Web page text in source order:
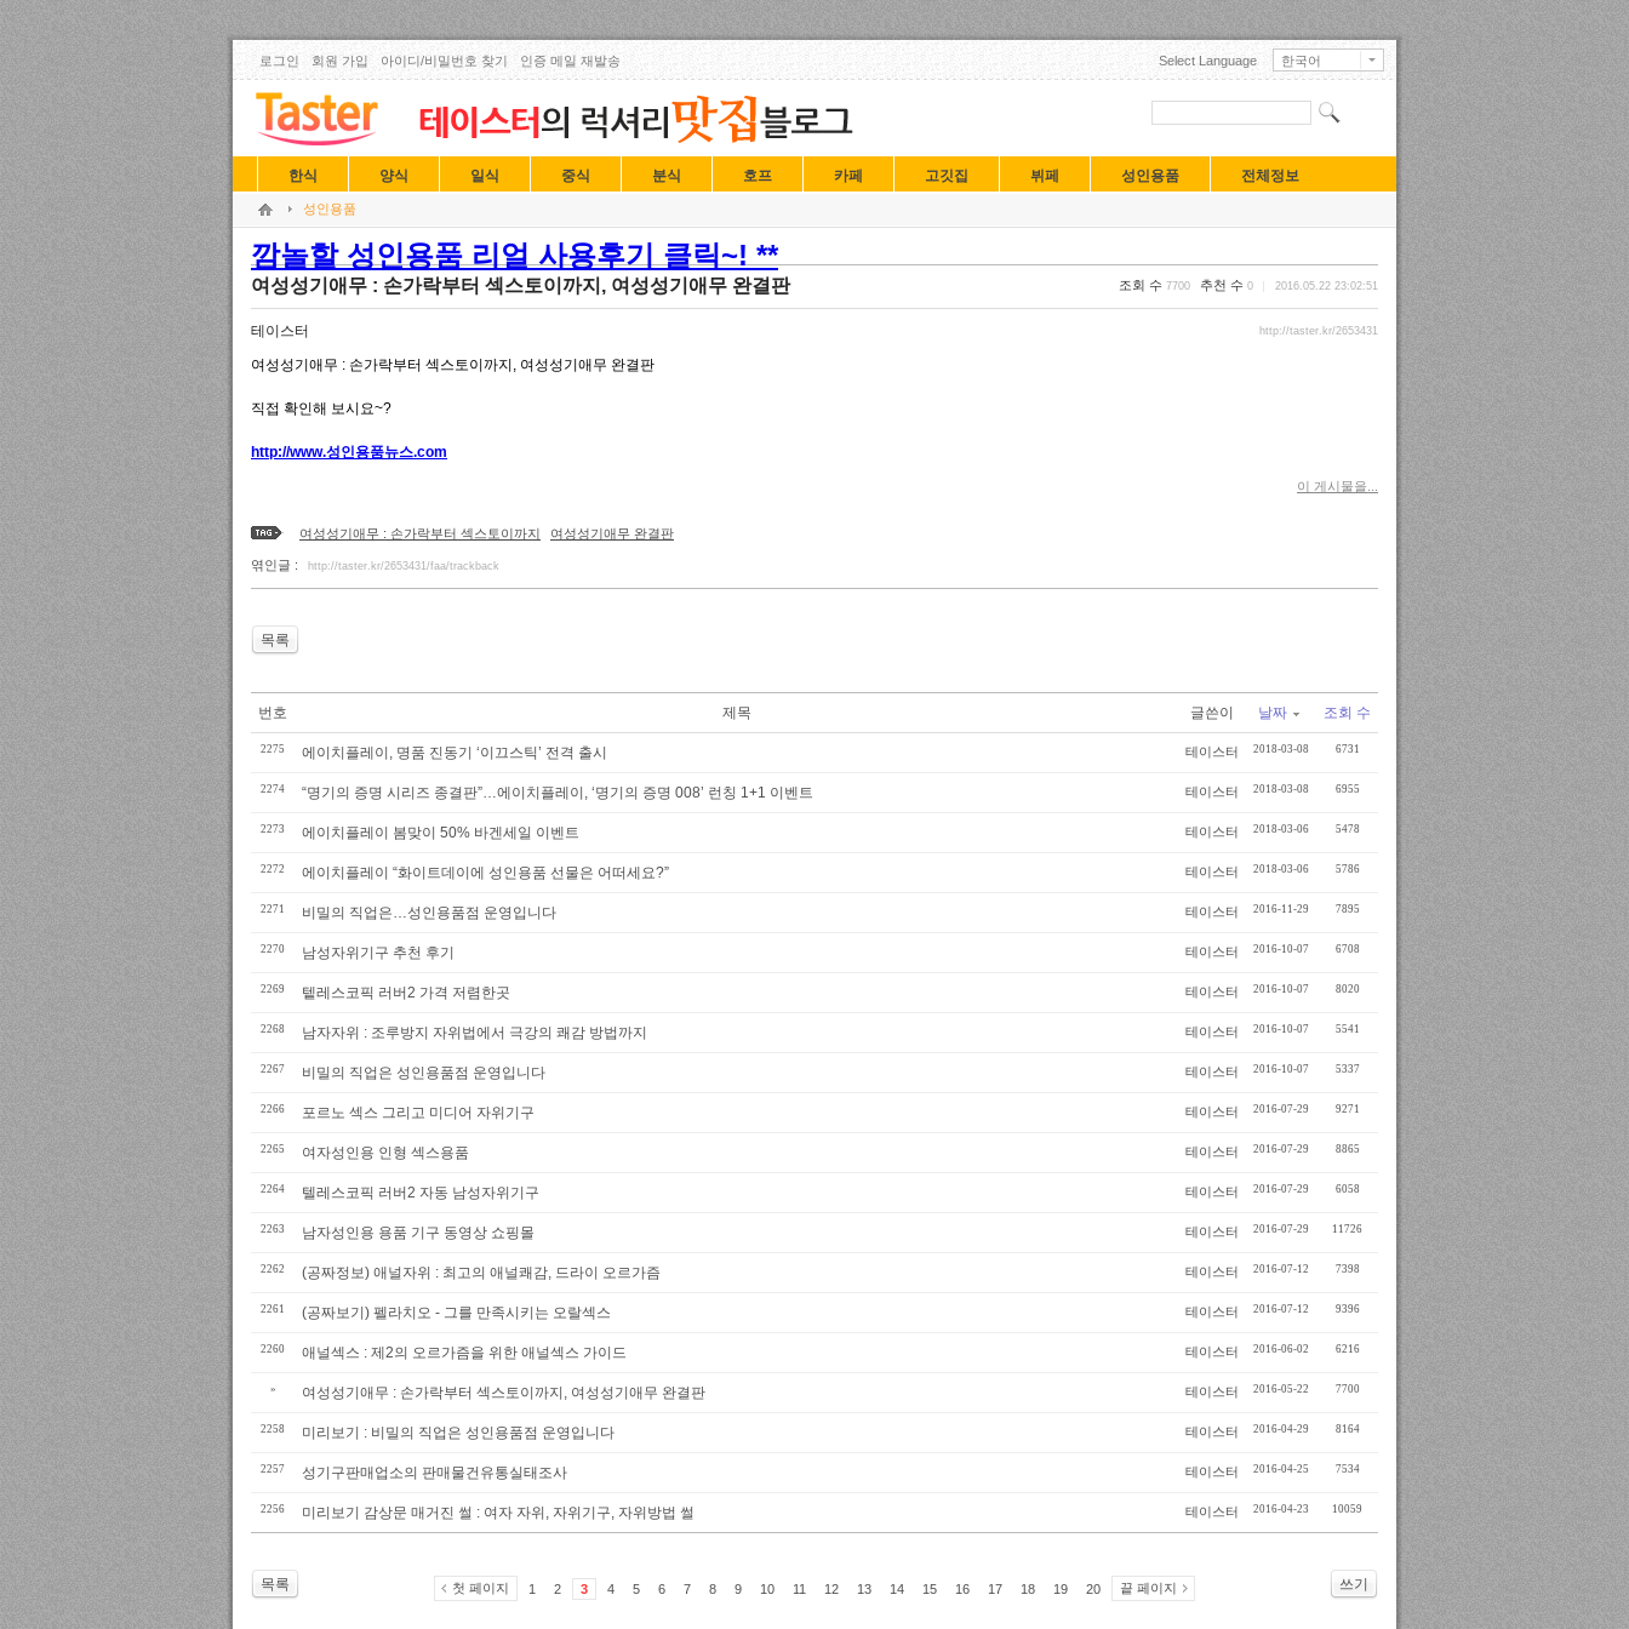
로그인 회원 가입 아이디/비밀번호 찾기 인증 메일 재발송 Select Language
한국어
English
日本語
中文(中国)
Français
Deutsch
Tiếng Việt
한식 양식 일식 중식 분식 호프 카페 고깃집 뷔페 성인용품 전체정보
성인용품
깜놀할 성인용품 리얼 사용후기 클릭~! **
여성성기애무 : 손가락부터 섹스토이까지, 여성성기애무 완결판 조회 수 7700 추천 수 0 2016.05.22 23:02:51
테이스터 http://taster.kr/2653431
여성성기애무 : 손가락부터 섹스토이까지, 여성성기애무 완결판
직접 확인해 보시요~?
http://www.성인용품뉴스.com
이 게시물을...
여성성기애무 : 손가락부터 섹스토이까지 여성성기애무 완결판
엮인글 : http://taster.kr/2653431/faa/trackback
목록
번호 제목 글쓴이 날짜 조회 수
2275 에이치플레이, 명품 진동기 ‘이끄스틱’ 전격 출시 테이스터 2018-03-08 6731
2274 “명기의 증명 시리즈 종결판”…에이치플레이, ‘명기의 증명 008’ 런칭 1+1 이벤트 테이스터 2018-03-08 6955
2273 에이치플레이 봄맞이 50% 바겐세일 이벤트 테이스터 2018-03-06 5478
2272 에이치플레이 “화이트데이에 성인용품 선물은 어떠세요?” 테이스터 2018-03-06 5786
2271 비밀의 직업은…성인용품점 운영입니다 테이스터 2016-11-29 7895
2270 남성자위기구 추천 후기 테이스터 2016-10-07 6708
2269 텥레스코픽 러버2 가격 저렴한곳 테이스터 2016-10-07 8020
2268 남자자위 : 조루방지 자위법에서 극강의 쾌감 방법까지 테이스터 2016-10-07 5541
2267 비밀의 직업은 성인용품점 운영입니다 테이스터 2016-10-07 5337
2266 포르노 섹스 그리고 미디어 자위기구 테이스터 2016-07-29 9271
2265 여자성인용 인형 섹스용품 테이스터 2016-07-29 8865
2264 텔레스코픽 러버2 자동 남성자위기구 테이스터 2016-07-29 6058
2263 남자성인용 용품 기구 동영상 쇼핑몰 테이스터 2016-07-29 11726
2262 (공짜정보) 애널자위 : 최고의 애널쾌감, 드라이 오르가즘 테이스터 2016-07-12 7398
2261 (공짜보기) 펠라치오 - 그를 만족시키는 오랄섹스 테이스터 2016-07-12 9396
2260 애널섹스 : 제2의 오르가즘을 위한 애널섹스 가이드 테이스터 2016-06-02 6216
» 여성성기애무 : 손가락부터 섹스토이까지, 여성성기애무 완결판 테이스터 2016-05-22 7700
2258 미리보기 : 비밀의 직업은 성인용품점 운영입니다 테이스터 2016-04-29 8164
2257 성기구판매업소의 판매물건유통실태조사 테이스터 2016-04-25 7534
2256 미리보기 감상문 매거진 썰 : 여자 자위, 자위기구, 자위방법 썰 테이스터 2016-04-23 10059
목록 쓰기
첫 페이지 1 2 3 4 5 6 7 8 9 10 11 12 13 14 15 16 17 18 19 20 끝 페이지